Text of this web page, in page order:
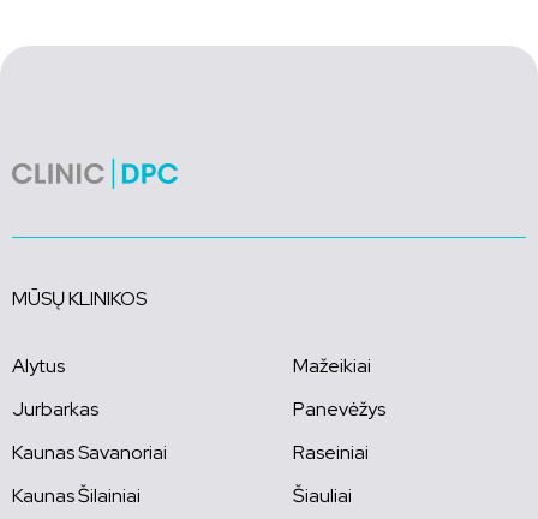
MŪSŲ KLINIKOS
Alytus
Jurbarkas
Kaunas Savanoriai
Kaunas Šilainiai
Mažeikiai
Panevėžys
Raseiniai
Šiauliai